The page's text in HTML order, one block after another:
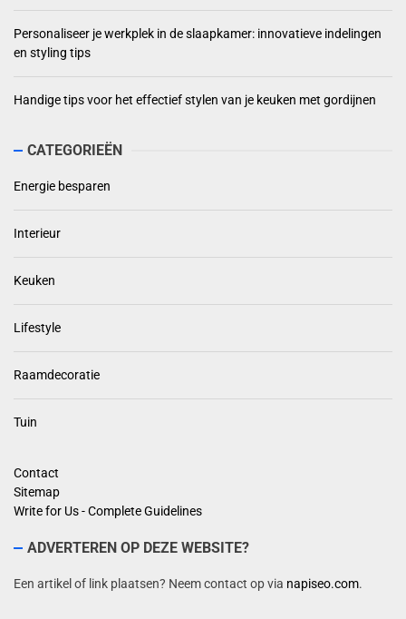
Personaliseer je werkplek in de slaapkamer: innovatieve indelingen
en styling tips
Handige tips voor het effectief stylen van je keuken met gordijnen
CATEGORIEËN
Energie besparen
Interieur
Keuken
Lifestyle
Raamdecoratie
Tuin
Contact
Sitemap
Write for Us - Complete Guidelines
ADVERTEREN OP DEZE WEBSITE?
Een artikel of link plaatsen? Neem contact op via napiseo.com.